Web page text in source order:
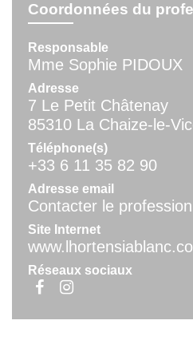
Coordonnées du
Responsable
Mme Sophie PIDOUX
Adresse
7 Le Petit Châtenay
85310 La Chaize-le-
Téléphone(s)
+33 6 11 35 82 90
Adresse email
Contacter le
Site Internet
Réseaux sociaux